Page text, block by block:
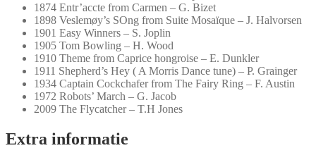
1874 Entr’accte from Carmen – G. Bizet
1898 Veslemøy’s SOng from Suite Mosaïque – J. Halvorsen
1901 Easy Winners – S. Joplin
1905 Tom Bowling – H. Wood
1910 Theme from Caprice hongroise – E. Dunkler
1911 Shepherd’s Hey ( A Morris Dance tune) – P. Grainger
1934 Captain Cockchafer from The Fairy Ring – F. Austin
1972 Robots’ March – G. Jacob
2009 The Flycatcher – T.H Jones
Extra informatie